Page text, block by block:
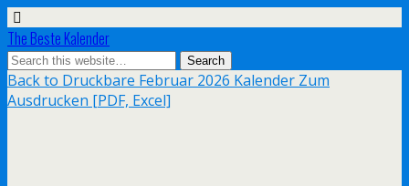
The Beste Kalender
Back to Druckbare Februar 2026 Kalender Zum
Ausdrucken [PDF, Excel]